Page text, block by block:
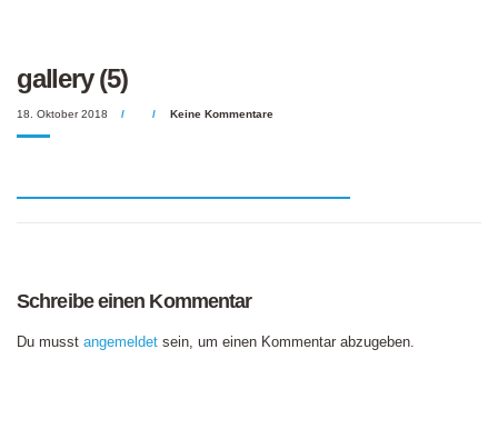
gallery (5)
18. Oktober 2018 Keine Kommentare
Schreibe einen Kommentar
Du musst angemeldet sein, um einen Kommentar abzugeben.